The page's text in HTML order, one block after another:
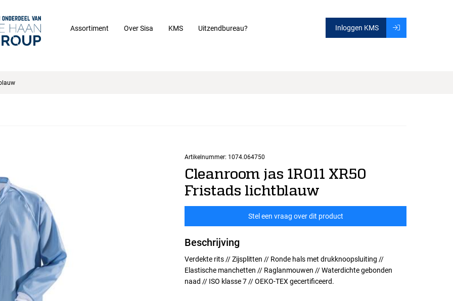
Assortiment Over Sisa KMS Uitzendbureau? Inloggen KMS
Artikelnummer: 1074.064750
Cleanroom jas 1R011 XR50
Fristads lichtblauw
Stel een vraag over dit product
Beschrijving
Verdekte rits // Zijsplitten // Ronde hals met drukknoopsluiting //
Elastische manchetten // Raglanmouwen // Waterdichte gebonden
naad // ISO klasse 7 // OEKO-TEX gecertificeerd.